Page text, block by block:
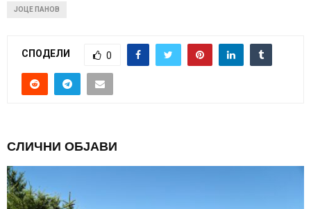
ЈОЦЕ ПАНОВ
СПОДЕЛИ 0
СЛИЧНИ ОБЈАВИ